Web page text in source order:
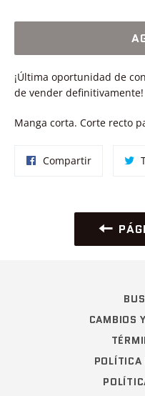
¡Última oportunidad de
de vender definitivamente!
Manga corta. Corte recto
CompartirCompartir
CAMBIOS